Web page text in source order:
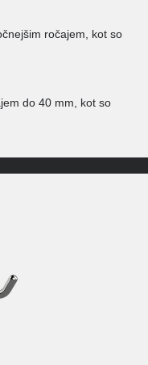
ročajem, kot so
do 40 mm, kot so